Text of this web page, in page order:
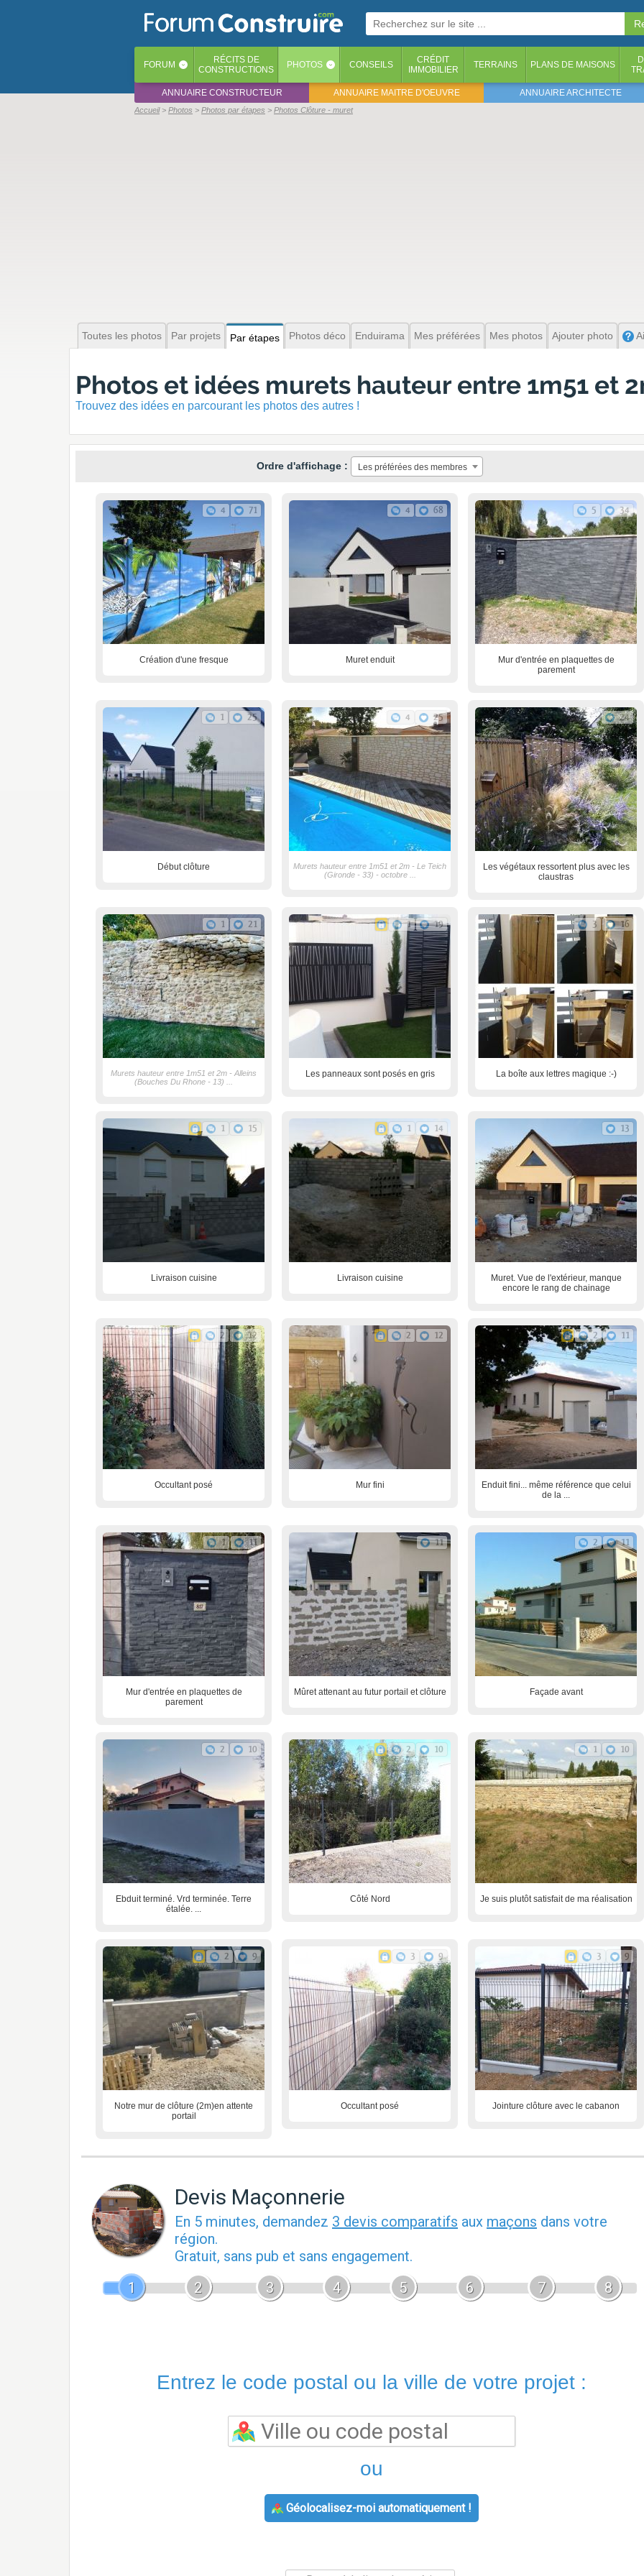
FORUM ‹ RÉCITS DE
CONSTRUCTIONS
PHOTOS ‹ CONSEILS
CRÉDIT
IMMOBILIER
TERRAINS PLANS DE MAISONS
ANNUAIRE CONSTRUCTEUR ANNUAIRE MAITRE D'OEUVRE ANNUAIRE ARCHITECTE
Accueil Photos Photos par étapes Photos Clôture - muret
Toutes les photos Par projets Par étapes Photos déco Enduirama Mes préférées Mes photos Ajouter photo
Photos et idées murets hauteur entre 1m51 et
Trouvez des idées en parcourant les photos des autres !
Ordre d'affichage : Les préférées des membres
4 71
Création d'une fresque
4 68
Muret enduit
5 34
Mur d'entrée en plaquettes de
parement
1 25
Début clôture
4 25
Murets hauteur entre 1m51 et 2m - Le Teich
(Gironde - 33) - octobre ...
24
Les végétaux ressortent plus avec les
claustras
1 21
Murets hauteur entre 1m51 et 2m - Alleins
(Bouches Du Rhone - 13) ...
1 19
Les panneaux sont posés en gris
3 16
La boîte aux lettres magique :-)
1 15
Livraison cuisine
1 14
Livraison cuisine
13
Muret. Vue de l'extérieur, manque
encore le rang de chainage
2 12
Occultant posé
2 12
Mur fini
2 11
Enduit fini... même référence que celui
de la ...
1 11
Mur d'entrée en plaquettes de
parement
11
Mûret attenant au futur portail et clôture
2 11
Façade avant
2 10
Ebduit terminé. Vrd terminée. Terre
étalée. ...
2 10
Côté Nord
1 10
Je suis plutôt satisfait de ma réalisation
2 9
Notre mur de clôture (2m)en attente
portail
3 9
Occultant posé
3 9
Jointure clôture avec le cabanon
Devis Maçonnerie
En 5 minutes, demandez 3 devis comparatifs aux maçons dans votre
région.
Gratuit, sans pub et sans engagement.
1
2 3 4 5 6 7 8
Entrez le code postal ou la ville de votre projet :
ou
Géolocalisez-moi automatiquement !